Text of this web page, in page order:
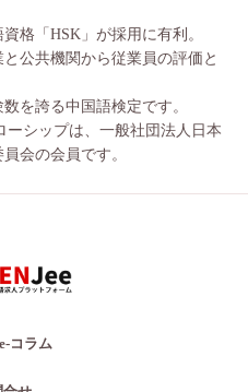
格「HSK」が採用に有利。
公共機関から従業員の評価と
を誇る中国語検定です。
ーシップは、一般社団法人日本
会の会員です。
コラム